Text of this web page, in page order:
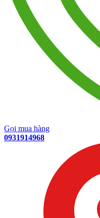
Gọi mua hàng
0931914968